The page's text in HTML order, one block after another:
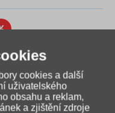
cookies a další
uživatelského
obsahu a reklam,
a zjištění zdroje